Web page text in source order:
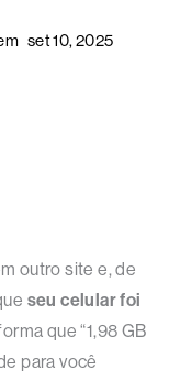
set 10, 2025
outro site e, de
seu celular foi
que “1,98 GB
para você